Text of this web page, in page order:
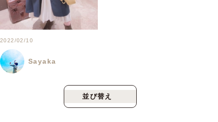
2022/02/10
Sayaka
並び替え